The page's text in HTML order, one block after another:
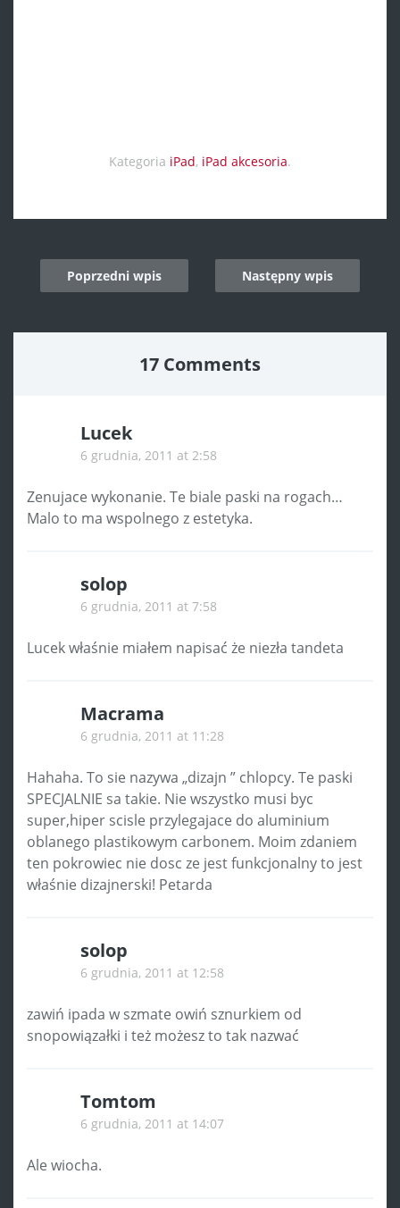
Kategoria iPad, iPad akcesoria.
Post
navigation
Poprzedni wpis Następny wpis
17 Comments
Lucek
6 grudnia, 2011 at 2:58
Zenujace wykonanie. Te biale paski na rogach…
Malo to ma wspolnego z estetyka.
solop
6 grudnia, 2011 at 7:58
Lucek właśnie miałem napisać że niezła tandeta
Macrama
6 grudnia, 2011 at 11:28
Hahaha. To sie nazywa „dizajn ” chlopcy. Te paski
SPECJALNIE sa takie. Nie wszystko musi byc
super,hiper scisle przylegajace do aluminium
oblanego plastikowym carbonem. Moim zdaniem
ten pokrowiec nie dosc ze jest funkcjonalny to jest
właśnie dizajnerski! Petarda
solop
6 grudnia, 2011 at 12:58
zawiń ipada w szmate owiń sznurkiem od
snopowiązałki i też możesz to tak nazwać
Tomtom
6 grudnia, 2011 at 14:07
Ale wiocha.